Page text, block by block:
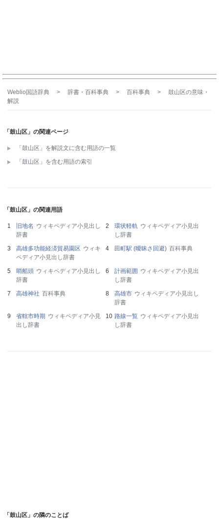
Weblio国語辞典 > 辞書・百科事典 > 百科事典 > 鼓山区の意味・
解説
「鼓山区」の関連ページ
「鼓山区」を解説文に含む用語の一覧
「鼓山区」を含む用語の索引
「鼓山区」の関連用語
旧地名 ウィキペディア小見出し
辞書
環状軽軌 ウィキペディア小見出
し辞書
高雄多功能経済貿易園区 ウィキ
ペディア小見出し辞書
田町駅 (曖昧さ回避) 百科事典
哨船頭 ウィキペディア小見出し
辞書
計画範囲 ウィキペディア小見出
し辞書
高雄神社 百科事典 高雄市 ウィキペディア小見出し
辞書
省轄市時期 ウィキペディア小見
出し辞書
路線一覧 ウィキペディア小見出
し辞書
「鼓山区」の隣のことば